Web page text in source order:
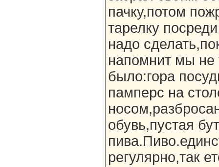
пачку,потом
тарелку
надо
напомнит мы не
было:гора
памперс на
обувь,пустая
регулярно,так